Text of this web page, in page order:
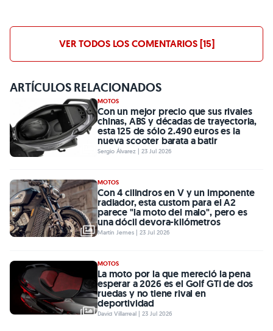
VER TODOS LOS COMENTARIOS [15]
ARTÍCULOS RELACIONADOS
MOTOS
Con un mejor precio que sus rivales
chinas, ABS y décadas de trayectoria,
esta 125 de sólo 2.490 euros es la
nueva scooter barata a batir
Sergio Álvarez | 23 Jul 2026
MOTOS
Con 4 cilindros en V y un imponente
radiador, esta custom para el A2
parece "la moto del malo", pero es
una dócil devora-kilómetros
Martín Jemes | 23 Jul 2026
MOTOS
La moto por la que mereció la pena
esperar a 2026 es el Golf GTI de dos
ruedas y no tiene rival en
deportividad
David Villarreal | 23 Jul 2026